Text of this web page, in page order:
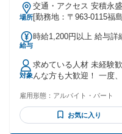
場所
交通・アクセス 安積永
[勤務地：〒963-0115福
給与
対象
求めている人材 未経験歓迎！ ≪必須≫ □要普通自動
んな方も大歓迎！ 一度
車好きだけど仕事にする
雇用形態： アルバイト・パート
お気に入り